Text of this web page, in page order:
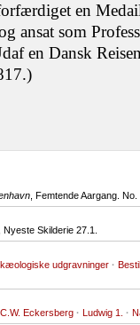
en
ansat som
en Dansk
, Femtende Aargang. No.
Skilderie 27.1.
udgravninger ·
C.W. Eckersberg · Ludwig 1. ·